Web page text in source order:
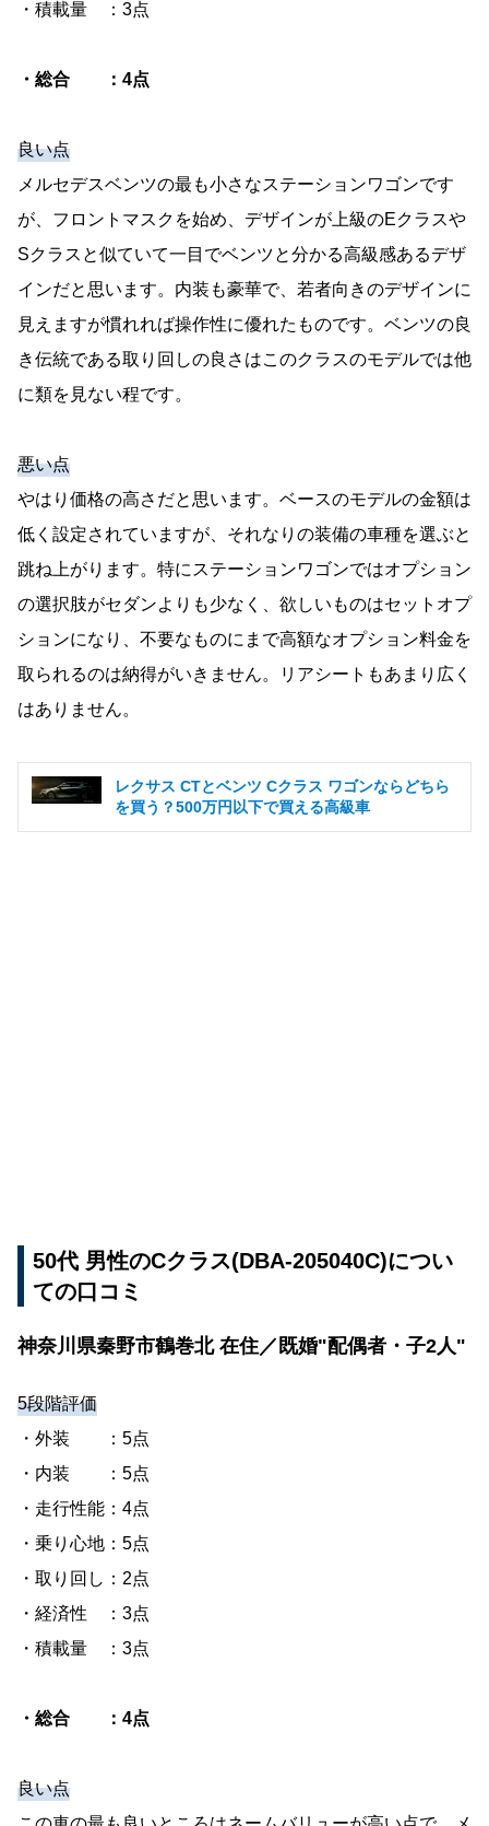
・積載量 ：3点
・総合 ：4点
良い点
メルセデスベンツの最も小さなステーションワゴンです
が、フロントマスクを始め、デザインが上級のEクラスや
Sクラスと似ていて一目でベンツと分かる高級感あるデザ
インだと思います。内装も豪華で、若者向きのデザインに
見えますが慣れれば操作性に優れたものです。ベンツの良
き伝統である取り回しの良さはこのクラスのモデルでは他
に類を見ない程です。
悪い点
やはり価格の高さだと思います。ベースのモデルの金額は
低く設定されていますが、それなりの装備の車種を選ぶと
跳ね上がります。特にステーションワゴンではオプション
の選択肢がセダンよりも少なく、欲しいものはセットオプ
ションになり、不要なものにまで高額なオプション料金を
取られるのは納得がいきません。リアシートもあまり広く
はありません。
レクサス CTとベンツ Cクラス ワゴンならどちら
を買う？500万円以下で買える高級車
50代 男性のCクラス(DBA-205040C)につい
ての口コミ
神奈川県秦野市鶴巻北 在住／既婚"配偶者・子2人"
5段階評価
・外装 ：5点
・内装 ：5点
・走行性能：4点
・乗り心地：5点
・取り回し：2点
・経済性 ：3点
・積載量 ：3点
・総合 ：4点
良い点